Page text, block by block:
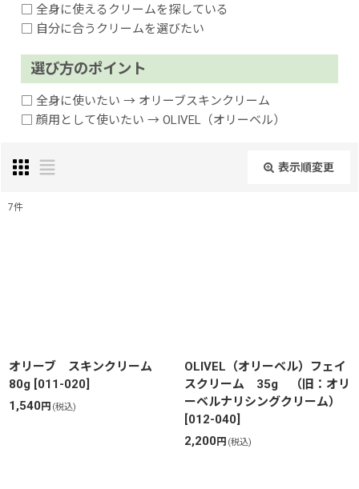
□ 全身に使えるクリームを探している
□ 自分に合うクリームを選びたい
選び方のポイント
□ 全身に使いたい → オリーブスキンクリーム
□ 顔用として使いたい → OLIVEL（オリーベル）
表示順変更
7件
オリーブ スキンクリーム
80g [011-020]
1,540円 (税込)
OLIVEL（オリーベル）フェイ
スクリーム 35g （旧：オリ
ーベルナリシングクリーム）
[012-040]
2,200円 (税込)